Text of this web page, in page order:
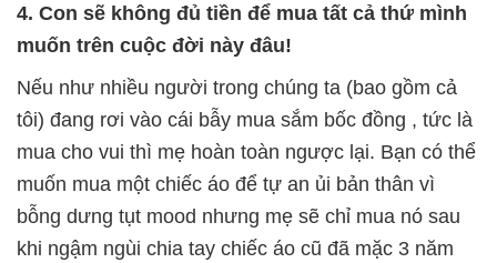
4. Con sẽ không đủ tiền để mua tất cả thứ mình
muốn trên cuộc đời này đâu!
Nếu như nhiều người trong chúng ta (bao gồm cả
tôi) đang rơi vào cái bẫy mua sắm bốc đồng , tức là
mua cho vui thì mẹ hoàn toàn ngược lại. Bạn có thể
muốn mua một chiếc áo để tự an ủi bản thân vì
bỗng dưng tụt mood nhưng mẹ sẽ chỉ mua nó sau
khi ngậm ngùi chia tay chiếc áo cũ đã mặc 3 năm